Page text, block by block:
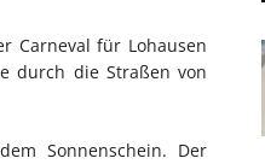
Carneval für Lohausen
durch die Straßen von
Sonnenschein. Der